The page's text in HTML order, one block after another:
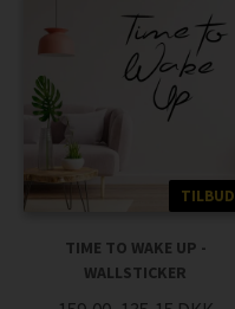
TILBUD
TIME TO WAKE UP -
WALLSTICKER